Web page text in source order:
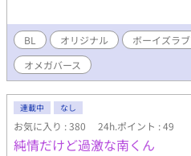
BL オリジナル ボーイズラブ
オメガバース
連載中 なし
お気に入り : 380 24h.ポイント : 49
純情だけど過激な南くん